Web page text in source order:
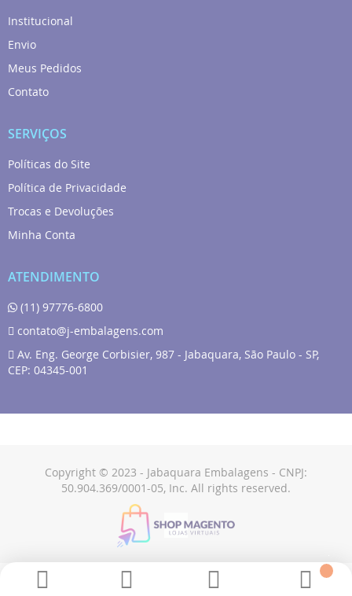
Institucional
Envio
Meus Pedidos
Contato
SERVIÇOS
Políticas do Site
Política de Privacidade
Trocas e Devoluções
Minha Conta
ATENDIMENTO
(11) 97776-6800
contato@j-embalagens.com
Av. Eng. George Corbisier, 987 - Jabaquara, São Paulo - SP,
CEP: 04345-001
Copyright © 2023 - Jabaquara Embalagens - CNPJ:
50.904.369/0001-05, Inc. All rights reserved.